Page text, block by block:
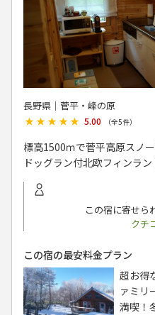
長野県│菅平・峰の原
★★★★★
★★★★★ 5.00 （全5件）
標高1500ｍで菅平高原スノ
ドッグラン付北欧フィンラ
この宿に寄せら
クチ
この宿の最安料金プラン
超お得
ァミリ
満喫！